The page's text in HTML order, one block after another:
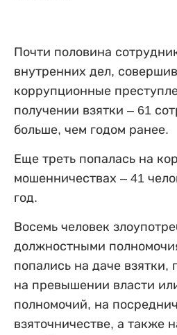
Почти половина
внутренних дел,
коррупционные
получении взятки – 61
больше, чем годом ранее.
Еще треть попалась на
мошенничествах – 41
год.
Восемь человек
должностными
попались на даче взятки,
на превышении власти
полномочий, на
взяточничестве, а также